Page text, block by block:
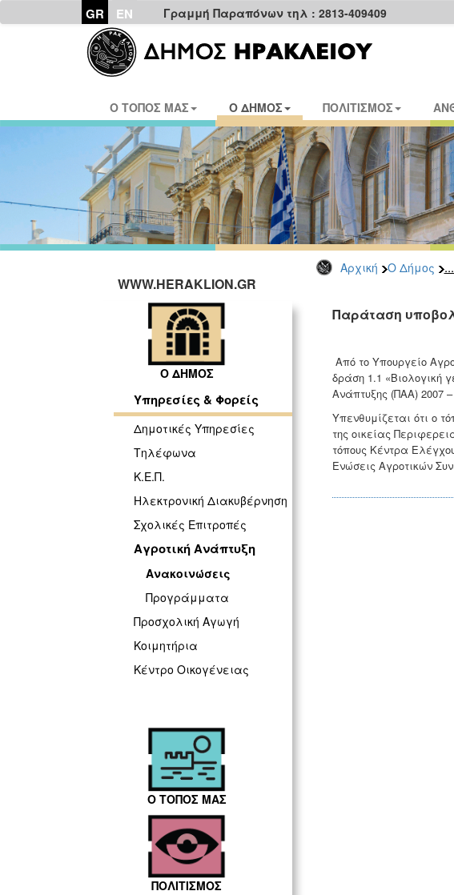
GR EN Γραμμή Παραπόνων τηλ : 2813-409409
Ο ΤΟΠΟΣ ΜΑΣ Ο ΔΗΜΟΣ ΠΟΛΙΤΙΣΜΟΣ
Αρχική Ο Δήμος ...
WWW.HERAKLION.GR
Ο ΔΗΜΟΣ
Υπηρεσίες & Φορείς
Δημοτικές Υπηρεσίες
Τηλέφωνα
Κ.Ε.Π.
Ηλεκτρονική Διακυβέρνηση
Σχολικές Επιτροπές
Αγροτική Ανάπτυξη
Ανακοινώσεις
Προγράμματα
Προσχολική Αγωγή
Κοιμητήρια
Κέντρο Οικογένειας
Ο ΤΟΠΟΣ ΜΑΣ
ΠΟΛΙΤΙΣΜΟΣ
Παράταση
Από το Υπουργείο
δράση 1.1 «Βιολογική
Ανάπτυξης (ΠΑΑ) 2007 –
Υπενθυμίζεται ότι ο
της οικείας
τόπους Κέντρα
Ενώσεις Αγροτικών